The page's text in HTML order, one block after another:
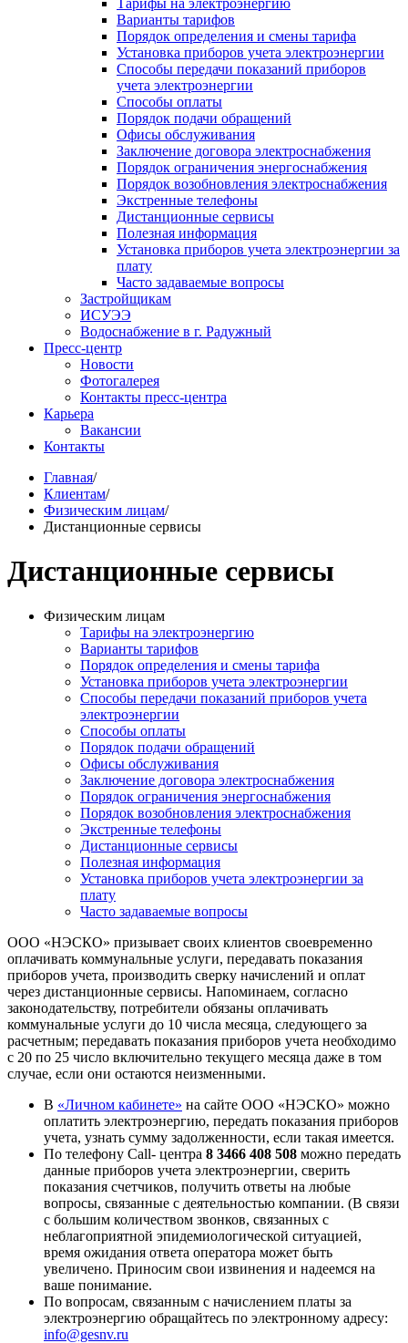
Тарифы на электроэнергию
Варианты тарифов
Порядок определения и смены тарифа
Установка приборов учета электроэнергии
Способы передачи показаний приборов
учета электроэнергии
Способы оплаты
Порядок подачи обращений
Офисы обслуживания
Заключение договора электроснабжения
Порядок ограничения энергоснабжения
Порядок возобновления электроснабжения
Экстренные телефоны
Дистанционные сервисы
Полезная информация
Установка приборов учета электроэнергии за
плату
Часто задаваемые вопросы
Застройщикам
ИСУЭЭ
Водоснабжение в г. Радужный
Пресс-центр
Новости
Фотогалерея
Контакты пресс-центра
Карьера
Вакансии
Контакты
Главная/
Клиентам/
Физическим лицам/
Дистанционные сервисы
Дистанционные сервисы
Физическим лицам
Тарифы на электроэнергию
Варианты тарифов
Порядок определения и смены тарифа
Установка приборов учета электроэнергии
Способы передачи показаний приборов учета
электроэнергии
Способы оплаты
Порядок подачи обращений
Офисы обслуживания
Заключение договора электроснабжения
Порядок ограничения энергоснабжения
Порядок возобновления электроснабжения
Экстренные телефоны
Дистанционные сервисы
Полезная информация
Установка приборов учета электроэнергии за
плату
Часто задаваемые вопросы
ООО «НЭСКО» призывает своих клиентов своевременно
оплачивать коммунальные услуги, передавать показания
приборов учета, производить сверку начислений и оплат
через дистанционные сервисы. Напоминаем, согласно
законодательству, потребители обязаны оплачивать
коммунальные услуги до 10 числа месяца, следующего за
расчетным; передавать показания приборов учета необходимо
с 20 по 25 число включительно текущего месяца даже в том
случае, если они остаются неизменными.
В «Личном кабинете» на сайте ООО «НЭСКО» можно
оплатить электроэнергию, передать показания приборов
учета, узнать сумму задолженности, если такая имеется.
По телефону Call- центра 8 3466 408 508 можно передать
данные приборов учета электроэнергии, сверить
показания счетчиков, получить ответы на любые
вопросы, связанные с деятельностью компании. (В связи
с большим количеством звонков, связанных с
неблагоприятной эпидемиологической ситуацией,
время ожидания ответа оператора может быть
увеличено. Приносим свои извинения и надеемся на
ваше понимание.
По вопросам, связанным с начислением платы за
электроэнергию обращайтесь по электронному адресу:
info@gesnv.ru